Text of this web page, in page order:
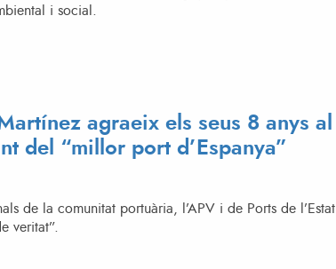
i social.
agraeix els seus 8 anys al
del “millor port d’Espanya”
de la comunitat portuària, l’APV i de Ports de l’Estat
veritat”.